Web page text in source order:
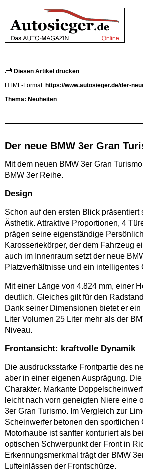
Diesen Artikel drucken
HTML-Format: https://www.autosieger.de/der-
Thema: Neuheiten
Der neue BMW 3er Gran
Mit dem neuen BMW 3er Gran
BMW 3er Reihe.
Design
Schon auf den ersten Blick
Ästhetik. Attraktive Proportionen, 4
prägen seine eigenständige
Karosseriekörper, der dem Fahrzeug
auch im Innenraum setzt der neue
Platzverhältnisse und ein
Mit einer Länge von 4.824 mm, einer
deutlich. Gleiches gilt für den
Dank seiner Dimensionen bietet er
Liter Volumen 25 Liter mehr als der
Niveau.
Frontansicht: kraftvolle Dynamik
Die ausdrucksstarke Frontpartie des
aber in einer eigenen Ausprägung.
Charakter. Markante
leicht nach vorn geneigten Niere
3er Gran Turismo. Im Vergleich zur
Scheinwerfer betonen den
Motorhaube ist sanfter konturiert als
optischen Schwerpunkt der Front in
Erkennungsmerkmal trägt der BMW
Lufteinlässen der Frontschürze.